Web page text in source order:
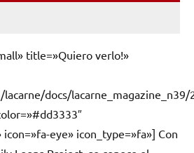
title=»Quiero verlo!»
docs/lacarne_magazine_n39/
eye» icon_type=»fa»] Con